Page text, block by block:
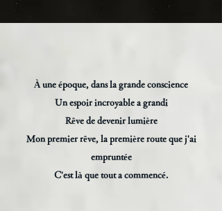
À une époque, dans la grande conscience
Un espoir incroyable a grandi
Rêve de devenir lumière
Mon premier rêve, la première route que j'ai
empruntée
C'est là que tout a commencé.